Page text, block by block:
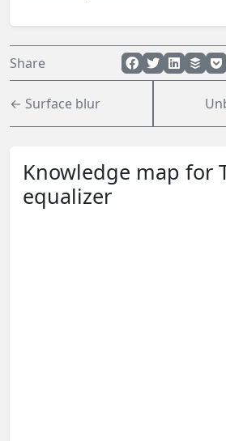
Share
← Surface blur
Knowledge map for
equalizer